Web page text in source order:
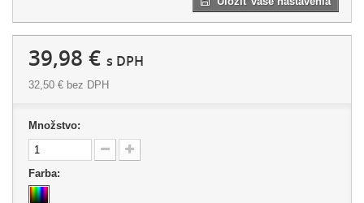
39,98 € s DPH
32,50 € bez DPH
Množstvo:
Farba: